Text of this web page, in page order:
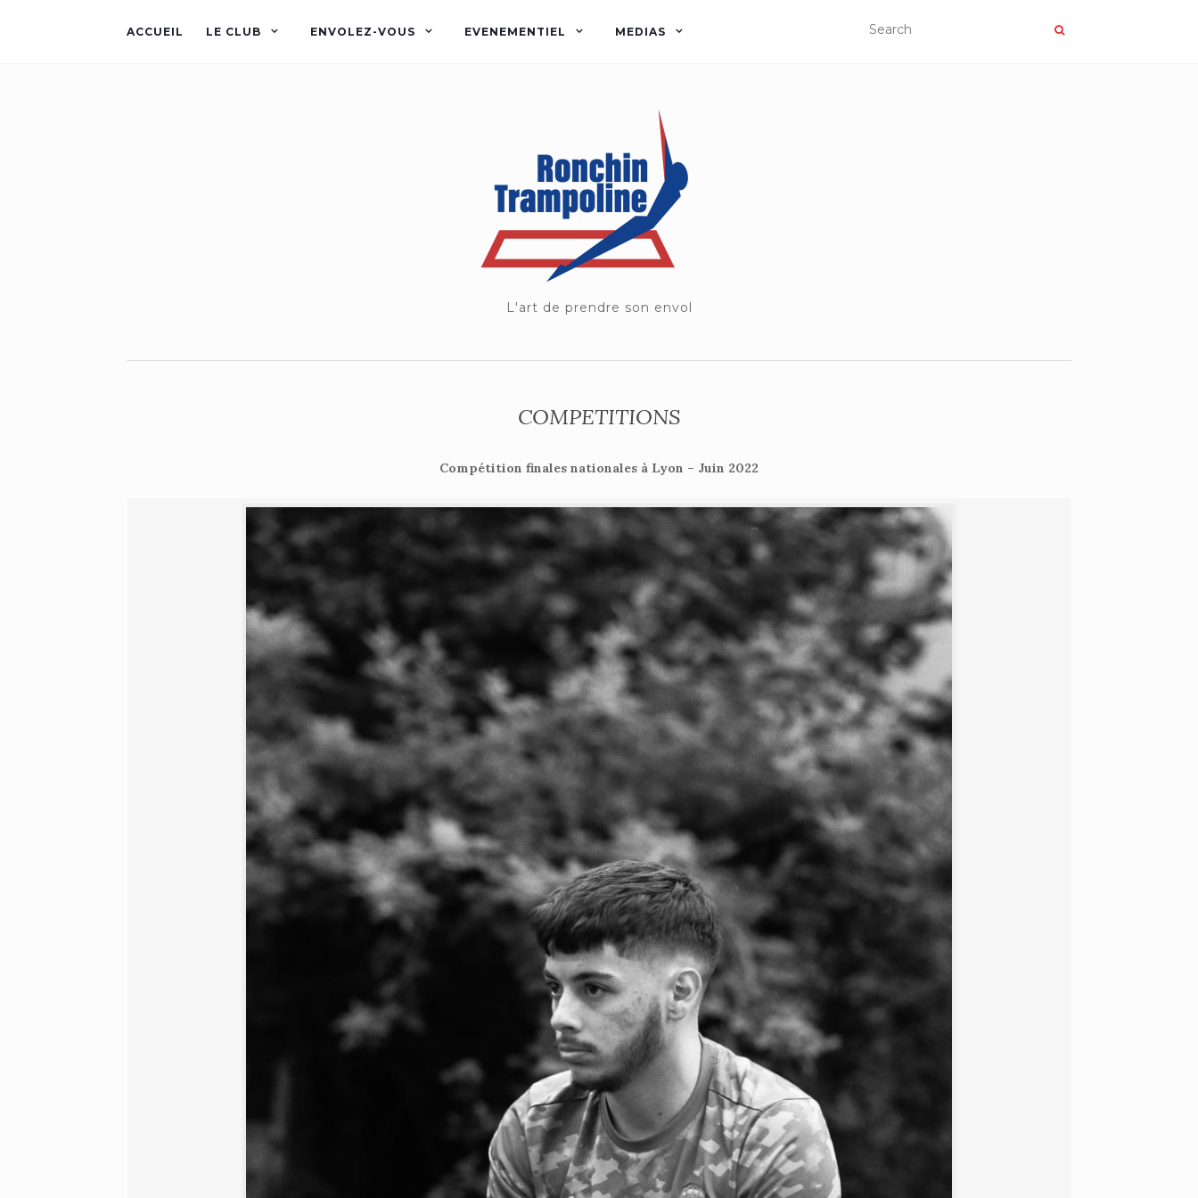
ACCUEIL LE CLUB ENVOLEZ-VOUS EVENEMENTIEL MEDIAS
L'art de prendre son envol
COMPETITIONS
Compétition finales nationales à Lyon – Juin 2022